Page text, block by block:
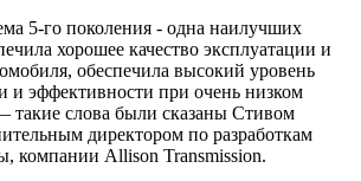
5-го поколения - одна наилучших
хорошее качество эксплуатации и
обеспечила высокий уровень
и эффективности при очень низком
такие слова были сказаны Стивом
директором по разработкам
компании Allison Transmission.